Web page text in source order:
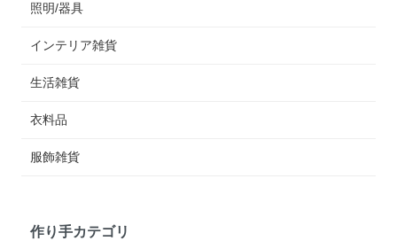
照明/器具
インテリア雑貨
生活雑貨
衣料品
服飾雑貨
作り手カテゴリ